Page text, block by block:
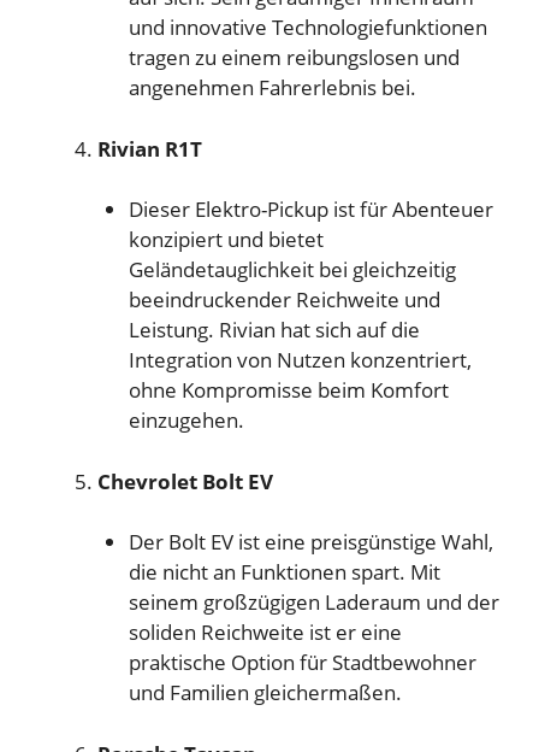
und innovative Technologiefunktionen
tragen zu einem reibungslosen und
angenehmen Fahrerlebnis bei.
Rivian R1T
Dieser Elektro-Pickup ist für Abenteuer
konzipiert und bietet
Geländetauglichkeit bei gleichzeitig
beeindruckender Reichweite und
Leistung. Rivian hat sich auf die
Integration von Nutzen konzentriert,
ohne Kompromisse beim Komfort
einzugehen.
Chevrolet Bolt EV
Der Bolt EV ist eine preisgünstige Wahl,
die nicht an Funktionen spart. Mit
seinem großzügigen Laderaum und der
soliden Reichweite ist er eine
praktische Option für Stadtbewohner
und Familien gleichermaßen.